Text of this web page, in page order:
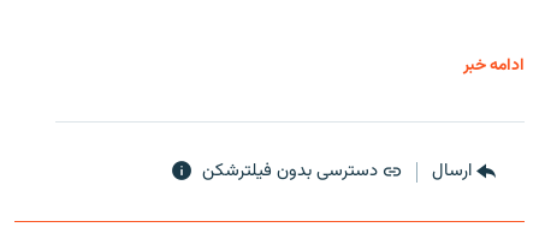
ادامه خبر
ارسال دسترسی بدون فیلترشکن